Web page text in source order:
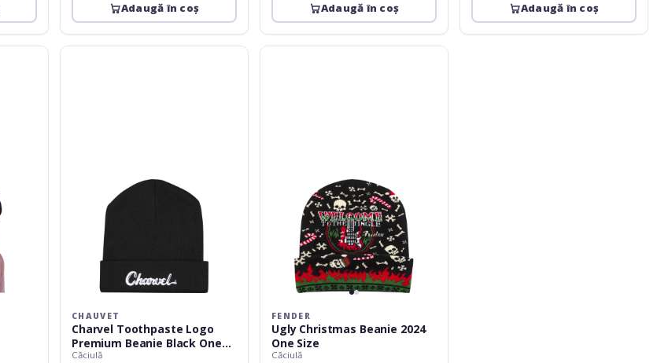
Adaugă în coș Adaugă în coș Adaugă în coș
Chauvet
CHAUVET
Charvel Toothpaste Logo
Premium Beanie Black One
Size Fits Most
Căciulă
Fender
FENDER
Ugly Christmas Beanie 2024
One Size
Căciulă